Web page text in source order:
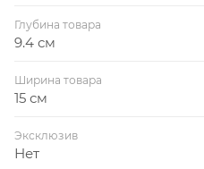
Глубина товара
9.4 см
Ширина товара
15 см
Эксклюзив
Нет